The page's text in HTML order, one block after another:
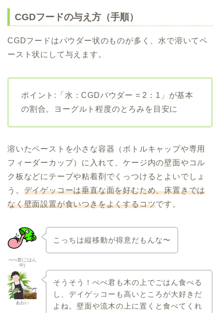
CGDフードの与え方（手順）
CGDフードはパウダー状のものが多く、水で溶いてペ
ースト状にして与えます。
ポイント:「水：CGDパウダー = 2：1」が基本
の割合。ヨーグルト程度のとろみを目安に
溶いたペーストを小さな容器（ボトルキャップや専用
フィーダーカップ）に入れて、ケージ内の壁面やコル
ク板などにテープや粘着剤でくっつけるとよいでしょ
う。 デイゲッコーは垂直な面を好むため、床置きでは
なく壁面設置が食いつきをよくするコツです。
ぺぺ君(ごはん
中)
こっちは縦移動が得意だもんな〜
あおい
そうそう！ぺぺ君も木の上でごはん食べる
し、デイゲッコーも高いところが大好きだ
よね。壁面や流木の上に置くと食べてくれ